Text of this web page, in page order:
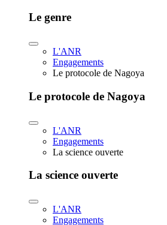
Le genre
L'ANR
Engagements
Le protocole de Nagoya
Le protocole de Nagoya
L'ANR
Engagements
La science ouverte
La science ouverte
L'ANR
Engagements